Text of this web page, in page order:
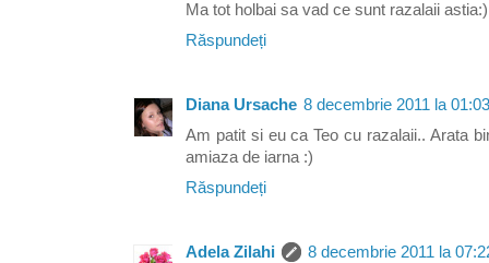
Ma tot holbai sa vad ce sunt razalaii
Răspundeți
Diana Ursache 8 decembrie 2011 la 01:03
Am patit si eu ca Teo cu razalaii.. Arata
amiaza de iarna :)
Răspundeți
Adela Zilahi
8 decembrie 2011 la